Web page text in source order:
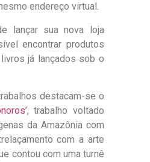
endereço virtual.
lançar sua nova loja
encontrar produtos
já lançados sob o
destacam-se o
, trabalho voltado
da Amazônia com
com a arte
contou com uma turnê